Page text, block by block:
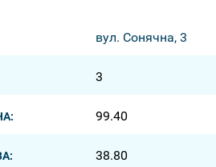
вул. Сонячна, 3
3
99.40
38.80